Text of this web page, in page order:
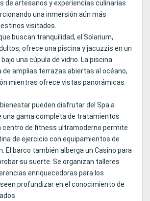
de artesanos y experiencias culinarias
una inmersión aún más
visitados.
buscan tranquilidad, el Solarium,
ofrece una piscina y jacuzzis en un
una cúpula de vidrio. La piscina
de amplias terrazas abiertas al océano,
mientras ofrece vistas panorámicas
pueden disfrutar del Spa a
una gama completa de tratamientos
centro de fitness ultramoderno permite
de ejercicio con equipamientos de
El barco también alberga un Casino para
su suerte. Se organizan talleres
enriquecedoras para los
profundizar en el conocimiento de